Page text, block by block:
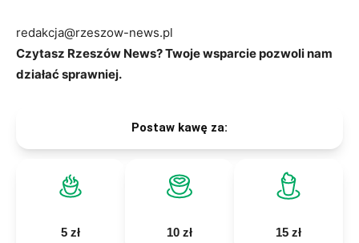
redakcja@rzeszow-news.pl
Czytasz Rzeszów News? Twoje wsparcie pozwoli nam
działać sprawniej.
Postaw kawę za:
5 zł 10 zł 15 zł